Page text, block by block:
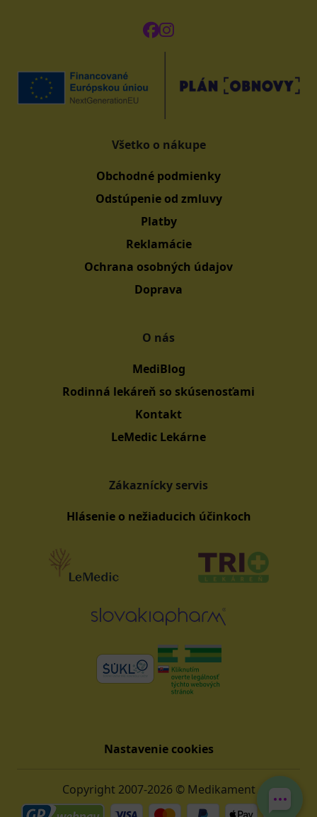
Všetko o nákupe
Obchodné podmienky
Odstúpenie od zmluvy
Platby
Reklamácie
Ochrana osobných údajov
Doprava
O nás
MediBlog
Rodinná lekáreň so skúsenosťami
Kontakt
LeMedic Lekárne
Zákaznícky servis
Hlásenie o nežiaducich účinkoch
Nastavenie cookies
Copyright 2007-2026 © Medikament